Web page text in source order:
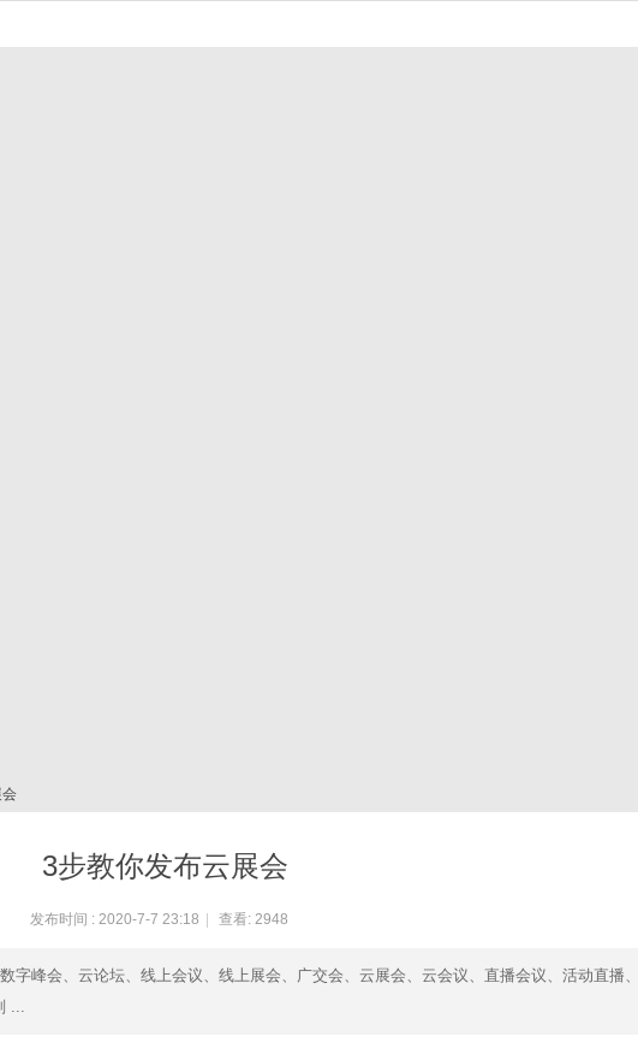
3步教你发布云展会
发布时间 : 2020-7-7 23:18 查看: 2948
字峰会、云论坛、线上会议、线上展会、广交会、云展会、云会议、直播会议、活动直播、
...